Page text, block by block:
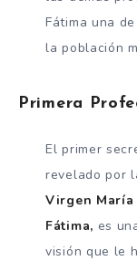
Fátima una
la población
Primera
El primer
revelado por
Virgen María
Fátima, es
visión que le